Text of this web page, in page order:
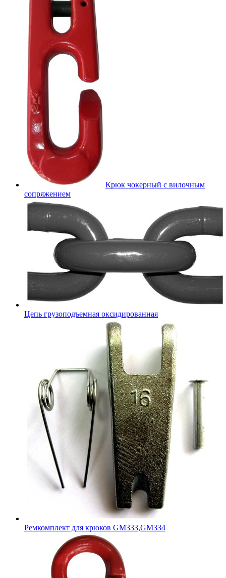
Крюк чокерный с вилочным
сопряжением
Цепь грузоподъемная оксидированная
Ремкомплект для крюков GM333,GM334